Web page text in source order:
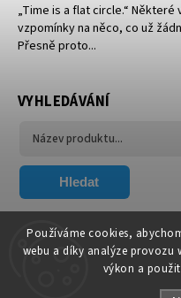
Používáme cookies,
webu a díky analýze provozu
výkon a
„Time is a flat circle.“
vzpomínky na něco, co už
Přesně proto...
VYHLEDÁVÁNÍ
Hledat
FACEBOOK